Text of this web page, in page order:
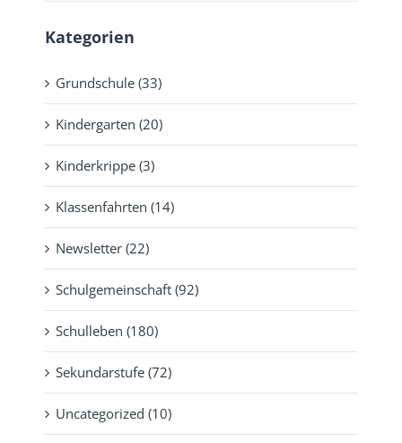
Kategorien
Grundschule (33)
Kindergarten (20)
Kinderkrippe (3)
Klassenfahrten (14)
Newsletter (22)
Schulgemeinschaft (92)
Schulleben (180)
Sekundarstufe (72)
Uncategorized (10)